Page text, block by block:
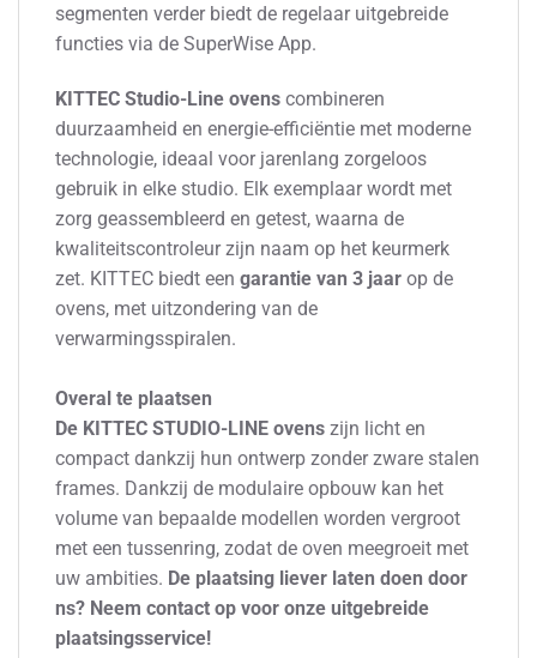
segmenten verder biedt de regelaar uitgebreide
functies via de SuperWise App.
KITTEC Studio-Line ovens combineren
duurzaamheid en energie-efficiëntie met moderne
technologie, ideaal voor jarenlang zorgeloos
gebruik in elke studio. Elk exemplaar wordt met
zorg geassembleerd en getest, waarna de
kwaliteitscontroleur zijn naam op het keurmerk
zet. KITTEC biedt een garantie van 3 jaar op de
ovens, met uitzondering van de
verwarmingsspiralen.
Overal te plaatsen
De KITTEC STUDIO-LINE ovens zijn licht en
compact dankzij hun ontwerp zonder zware stalen
frames. Dankzij de modulaire opbouw kan het
volume van bepaalde modellen worden vergroot
met een tussenring, zodat de oven meegroeit met
uw ambities. De plaatsing liever laten doen door
ns? Neem contact op voor onze uitgebreide
plaatsingsservice!